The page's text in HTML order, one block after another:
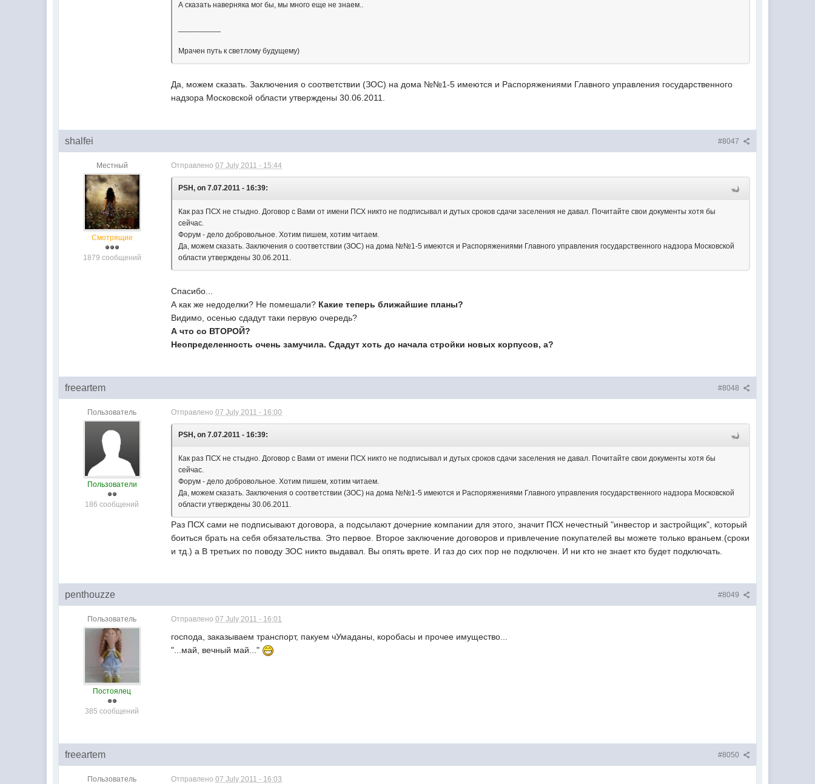
А сказать наверняка мог бы, мы много еще не знаем..
Мрачен путь к светлому будущему)
Да, можем сказать. Заключения о соответствии (ЗОС) на дома №№1-5 имеются и Распоряжениями Главного управления государственного
надзора Московской области утверждены 30.06.2011.
#8047
shalfei
Местный
Смотрящие
1879 сообщений
Отправлено07 July 2011 - 15:44
PSH, on 7.07.2011 - 16:39:
Как раз ПСХ не стыдно. Договор с Вами от имени ПСХ никто не подписывал и дутых сроков сдачи заселения не давал. Почитайте свои документы хотя бы
сейчас.
Форум - дело добровольное. Хотим пишем, хотим читаем.
Да, можем сказать. Заключения о соответствии (ЗОС) на дома №№1-5 имеются и Распоряжениями Главного управления государственного надзора Московской
области утверждены 30.06.2011.
Спасибо...
А как же недоделки? Не помешали? Какие теперь ближайшие планы?
Видимо, осенью сдадут таки первую очередь?
А что со ВТОРОЙ?
Неопределенность очень замучила. Сдадут хоть до начала стройки новых корпусов, а?
#8048
freeartem
Пользователь
Пользователи
186 сообщений
Отправлено07 July 2011 - 16:00
PSH, on 7.07.2011 - 16:39:
Как раз ПСХ не стыдно. Договор с Вами от имени ПСХ никто не подписывал и дутых сроков сдачи заселения не давал. Почитайте свои документы хотя бы
сейчас.
Форум - дело добровольное. Хотим пишем, хотим читаем.
Да, можем сказать. Заключения о соответствии (ЗОС) на дома №№1-5 имеются и Распоряжениями Главного управления государственного надзора Московской
области утверждены 30.06.2011.
Раз ПСХ сами не подписывают договора, а подсылают дочерние компании для этого, значит ПСХ нечестный "инвестор и застройщик", который
боиться брать на себя обязательства. Это первое. Второе заключение договоров и привлечение покупателей вы можете только враньем.(сроки
и тд.) а В третьих по поводу ЗОС никто выдавал. Вы опять врете. И газ до сих пор не подключен. И ни кто не знает кто будет подключать.
#8049
penthouzze
Пользователь
Постоялец
385 сообщений
Отправлено07 July 2011 - 16:01
господа, заказываем транспорт, пакуем чУмаданы, коробасы и прочее имущество...
"...май, вечный май..."
#8050
freeartem
Пользователь Отправлено07 July 2011 - 16:03